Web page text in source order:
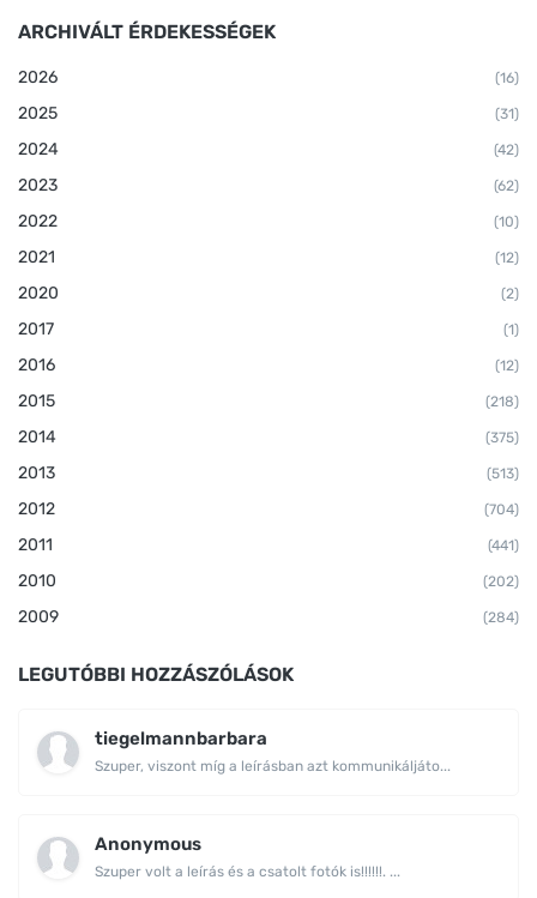
ARCHIVÁLT ÉRDEKESSÉGEK
2026 (16)
2025 (31)
2024 (42)
2023 (62)
2022 (10)
2021 (12)
2020 (2)
2017 (1)
2016 (12)
2015 (218)
2014 (375)
2013 (513)
2012 (704)
2011 (441)
2010 (202)
2009 (284)
LEGUTÓBBI HOZZÁSZÓLÁSOK
tiegelmannbarbara
Szuper, viszont míg a leírásban azt kommunikáljáto...
Anonymous
Szuper volt a leírás és a csatolt fotók is!!!!!!. ...